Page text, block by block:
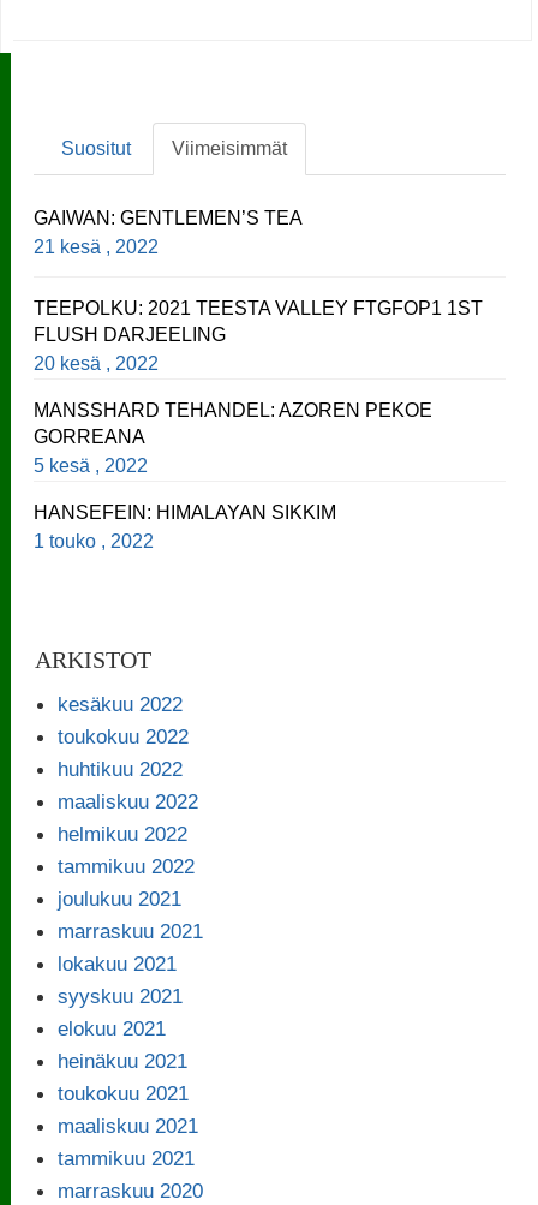
Suositut Viimeisimmät
GAIWAN: GENTLEMEN’S TEA
21 kesä , 2022
TEEPOLKU: 2021 TEESTA VALLEY FTGFOP1 1ST
FLUSH DARJEELING
20 kesä , 2022
MANSSHARD TEHANDEL: AZOREN PEKOE
GORREANA
5 kesä , 2022
HANSEFEIN: HIMALAYAN SIKKIM
1 touko , 2022
ARKISTOT
kesäkuu 2022
toukokuu 2022
huhtikuu 2022
maaliskuu 2022
helmikuu 2022
tammikuu 2022
joulukuu 2021
marraskuu 2021
lokakuu 2021
syyskuu 2021
elokuu 2021
heinäkuu 2021
toukokuu 2021
maaliskuu 2021
tammikuu 2021
marraskuu 2020